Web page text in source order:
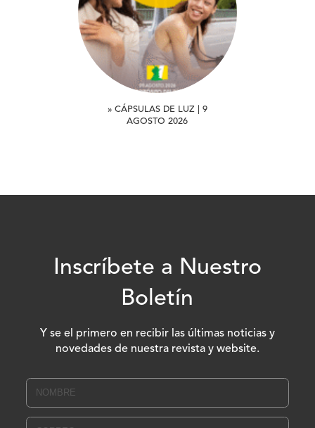
» CÁPSULAS DE LUZ | 9
AGOSTO 2026
Inscríbete a Nuestro
Boletín
Y se el primero en recibir las últimas noticias y
novedades de nuestra revista y website.